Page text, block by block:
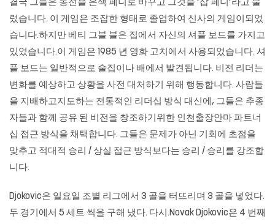
결국 그들은 동전을 은색 페니로 바꾸고 그것을 ‘삽 페니’라고 불
렀습니다. 이 게임은 조잡한 형태로 졸업하여 신사의 게임이되었
습니다.하지만 베티 그블 블은 집에서 자신의 셔플 보드를 가지고
있었습니다.이 게임은 1985 년 영화 고치에서 사용되었습니다. 셔
플 보드는 일반적으로 술집이나 배에서 발견됩니다. 비전 리더는
변화를 예상하고 상황을 사전 대처하기 위해 행동합니다. 사람들
을 지배하고지도하는 전통적인 리더십 방식 대신에, 그들은 추종
자들과 함께 공유 된 비전을 창조하기위한 인천출장안마 파트너
십 접근 방식을 채택합니다. 그들은 문제가 아닌 기회에 초점을
맞추고 적대적 승리 / 상실 접근 방식보다는 승리 / 승리를 강조합
니다.
Djokovic은 일요일 조별 리그에서 3 골을 터뜨리며 3 골을 넣었다.
두 경기에서 5 세트 씩을 구해 냈다. 다시.Novak Djokovic은 4 번째